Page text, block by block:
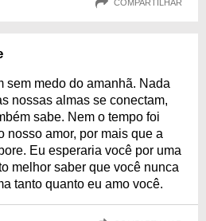
COMPARTILHAR
sem medo do amanhã. Nada
nossas almas se conectam,
sabe. Nem o tempo foi
nosso amor, por mais que a
Eu esperaria você por uma
melhor saber que você nunca
tanto quanto eu amo você.